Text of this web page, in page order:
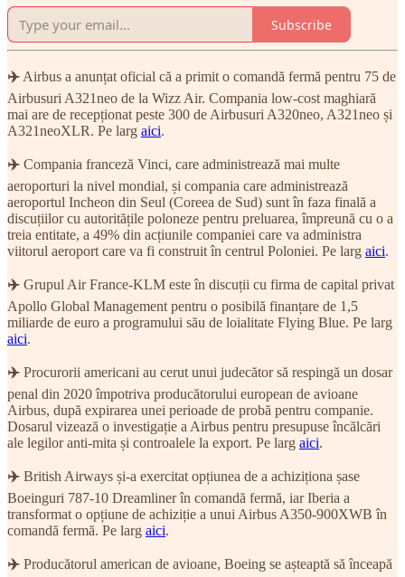
Subscribe
✈️Airbus a anunțat oficial că a primit o comandă fermă pentru 75 de
Airbusuri A321neo de la Wizz Air. Compania low-cost maghiară
mai are de recepționat peste 300 de Airbusuri A320neo, A321neo și
A321neoXLR. Pe larg aici.
✈️ Compania franceză Vinci, care administrează mai multe
aeroporturi la nivel mondial, și compania care administrează
aeroportul Incheon din Seul (Coreea de Sud) sunt în faza finală a
discuțiilor cu autoritățile poloneze pentru preluarea, împreună cu o a
treia entitate, a 49% din acțiunile companiei care va administra
viitorul aeroport care va fi construit în centrul Poloniei. Pe larg aici.
✈️ Grupul Air France-KLM este în discuții cu firma de capital privat
Apollo Global Management pentru o posibilă finanțare de 1,5
miliarde de euro a programului său de loialitate Flying Blue. Pe larg
aici.
✈️ Procurorii americani au cerut unui judecător să respingă un dosar
penal din 2020 împotriva producătorului european de avioane
Airbus, după expirarea unei perioade de probă pentru companie.
Dosarul vizează o investigație a Airbus pentru presupuse încălcări
ale legilor anti-mita și controalele la export. Pe larg aici.
✈️ British Airways și-a exercitat opțiunea de a achiziționa șase
Boeinguri 787-10 Dreamliner în comandă fermă, iar Iberia a
transformat o opțiune de achiziție a unui Airbus A350-900XWB în
comandă fermă. Pe larg aici.
✈️ Producătorul american de avioane, Boeing se așteaptă să înceapă